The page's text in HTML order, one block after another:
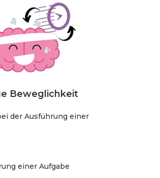
Beweglichkeit
der Ausführung einer
einer Aufgabe